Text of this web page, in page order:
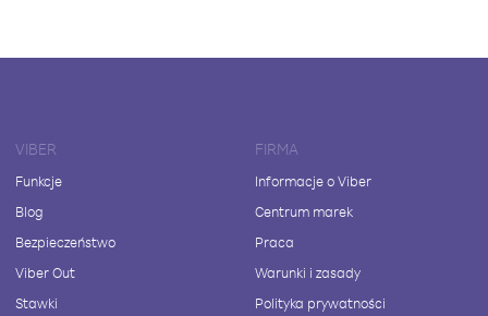
VIBER
Funkcje
Blog
Bezpieczeństwo
Viber Out
Stawki
FIRMA
Informacje o Viber
Centrum marek
Praca
Warunki i zasady
Polityka prywatności